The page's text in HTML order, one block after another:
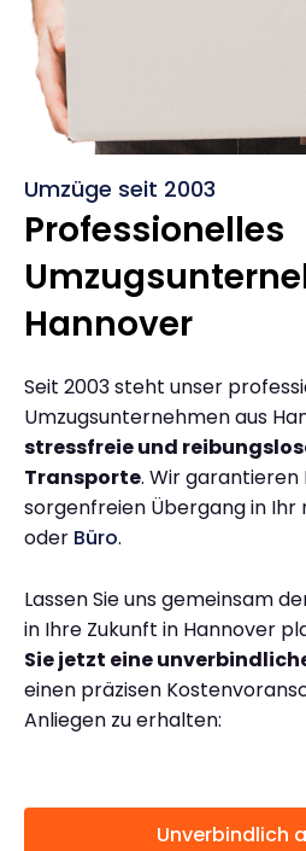
Umzüge seit 2003
Professionelles
Hannover
Seit 2003 steht unser
Umzugsunternehmen aus
stressfreie und
Transporte. Wir garantieren
sorgenfreien Übergang in Ihr
oder Büro.
Lassen Sie uns gemeinsam
in Ihre Zukunft in Hannover
Sie jetzt eine
einen präzisen
Anliegen zu erhalten:
Unverbindlich